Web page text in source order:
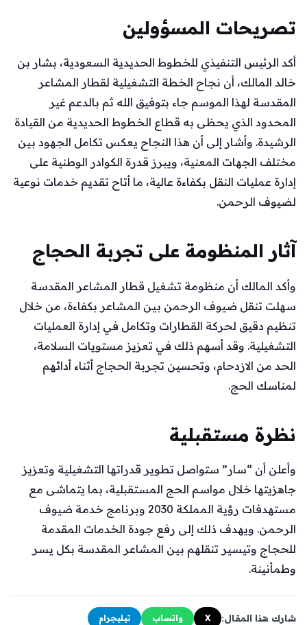
تصريحات المسؤولين
أكد الرئيس التنفيذي للخطوط الحديدية السعودية، بشار بن
خالد المالك، أن نجاح الخطة التشغيلية لقطار المشاعر
المقدسة لهذا الموسم جاء بتوفيق الله ثم بالدعم غير
المحدود الذي يحظى به قطاع الخطوط الحديدية من القيادة
الرشيدة. وأشار إلى أن هذا النجاح يعكس تكامل الجهود بين
مختلف الجهات المعنية، ويبرز قدرة الكوادر الوطنية على
إدارة عمليات النقل بكفاءة عالية، ما أتاح تقديم خدمات نوعية
لضيوف الرحمن.
آثار المنظومة على تجربة الحجاج
وأكد المالك أن منظومة تشغيل قطار المشاعر المقدسة
سهلت تنقل ضيوف الرحمن بين المشاعر بكفاءة، من خلال
تنظيم دقيق لحركة القطارات وتكامل في إدارة العمليات
التشغيلية. وقد أسهم ذلك في تعزيز مستويات السلامة،
الحد من الازدحام، وتحسين تجربة الحجاج أثناء أدائهم
لمناسك الحج.
نظرة مستقبلية
وأعلن أن “سار” ستواصل تطوير قدراتها التشغيلية وتعزيز
جاهزيتها خلال مواسم الحج المستقبلية، بما يتماشى مع
مستهدفات رؤية المملكة 2030 وبرنامج خدمة ضيوف
الرحمن. ويهدف ذلك إلى رفع جودة الخدمات المقدمة
للحجاج وتيسير تنقلهم بين المشاعر المقدسة بكل يسر
وطمأنينة.
شارك هذا المقال: X واتساب تيليجرام